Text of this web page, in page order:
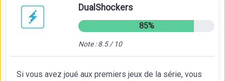
DualShockers
85%
Note : 8.5 / 10
Si vous avez joué aux premiers jeux de la série, vous